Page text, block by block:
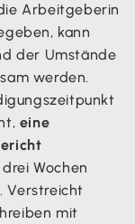
Arbeitgeberin
kann
der Umstände
werden.
eine
Wochen
Verstreicht
mit